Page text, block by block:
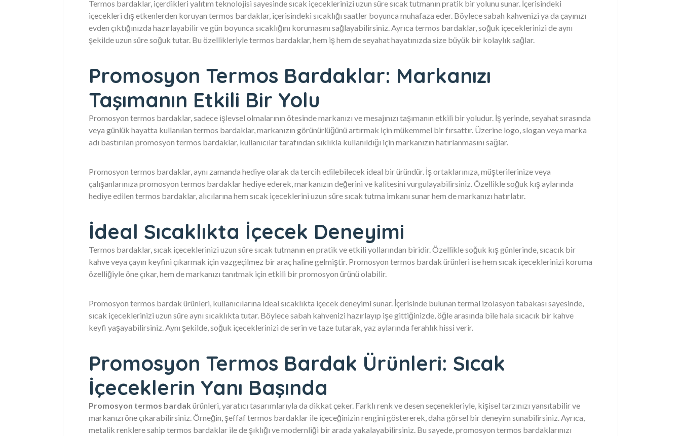
Termos bardaklar, içerdikleri yalıtım teknolojisi sayesinde sıcak içeceklerinizi uzun süre sıcak tutmanın pratik bir yolunu sunar. İçerisindeki
içecekleri dış etkenlerden koruyan termos bardaklar, içerisindeki sıcaklığı saatler boyunca muhafaza eder. Böylece sabah kahvenizi ya da çayınızı
evden çıktığınızda hazırlayabilir ve gün boyunca sıcaklığını korumasını sağlayabilirsiniz. Ayrıca termos bardaklar, soğuk içeceklerinizi de aynı
şekilde uzun süre soğuk tutar. Bu özellikleriyle termos bardaklar, hem iş hem de seyahat hayatınızda size büyük bir kolaylık sağlar.
Promosyon Termos Bardaklar: Markanızı
Taşımanın Etkili Bir Yolu
Promosyon termos bardaklar, sadece işlevsel olmalarının ötesinde markanızı ve mesajınızı taşımanın etkili bir yoludur. İş yerinde, seyahat sırasında
veya günlük hayatta kullanılan termos bardaklar, markanızın görünürlüğünü artırmak için mükemmel bir fırsattır. Üzerine logo, slogan veya marka
adı bastırılan promosyon termos bardaklar, kullanıcılar tarafından sıklıkla kullanıldığı için markanızın hatırlanmasını sağlar.
Promosyon termos bardaklar, aynı zamanda hediye olarak da tercih edilebilecek ideal bir üründür. İş ortaklarınıza, müşterilerinize veya
çalışanlarınıza promosyon termos bardaklar hediye ederek, markanızın değerini ve kalitesini vurgulayabilirsiniz. Özellikle soğuk kış aylarında
hediye edilen termos bardaklar, alıcılarına hem sıcak içeceklerini uzun süre sıcak tutma imkanı sunar hem de markanızı hatırlatır.
İdeal Sıcaklıkta İçecek Deneyimi
Termos bardaklar, sıcak içeceklerinizi uzun süre sıcak tutmanın en pratik ve etkili yollarından biridir. Özellikle soğuk kış günlerinde, sıcacık bir
kahve veya çayın keyfini çıkarmak için vazgeçilmez bir araç haline gelmiştir. Promosyon termos bardak ürünleri ise hem sıcak içeceklerinizi koruma
özelliğiyle öne çıkar, hem de markanızı tanıtmak için etkili bir promosyon ürünü olabilir.
Promosyon termos bardak ürünleri, kullanıcılarına ideal sıcaklıkta içecek deneyimi sunar. İçerisinde bulunan termal izolasyon tabakası sayesinde,
sıcak içeceklerinizi uzun süre aynı sıcaklıkta tutar. Böylece sabah kahvenizi hazırlayıp işe gittiğinizde, öğle arasında bile hala sıcacık bir kahve
keyfi yaşayabilirsiniz. Aynı şekilde, soğuk içeceklerinizi de serin ve taze tutarak, yaz aylarında ferahlık hissi verir.
Promosyon Termos Bardak Ürünleri: Sıcak
İçeceklerin Yanı Başında
Promosyon termos bardak ürünleri, yaratıcı tasarımlarıyla da dikkat çeker. Farklı renk ve desen seçenekleriyle, kişisel tarzınızı yansıtabilir ve
markanızı öne çıkarabilirsiniz. Örneğin, şeffaf termos bardaklar ile içeceğinizin rengini göstererek, daha görsel bir deneyim sunabilirsiniz. Ayrıca,
metalik renklere sahip termos bardaklar ile de şıklığı ve modernliği bir arada yakalayabilirsiniz. Bu sayede, promosyon termos bardaklarınızı